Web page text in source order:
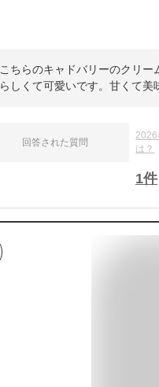
こちらのキャドバリーのクリ
らしくて可愛いです。甘くて美
回答された質問
2026
は？
1件